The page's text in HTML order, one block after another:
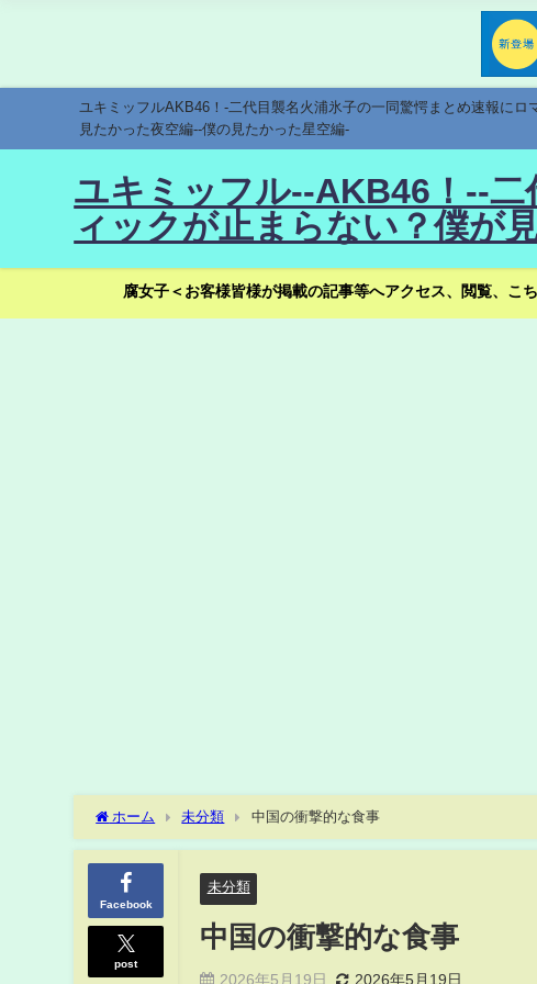
ユキミッフルAKB46！-二代目襲名火浦氷子の一同驚愕まとめ速報に
見たかった夜空編--僕の見たかった星空編-
ユキミッフル--AKB46！--二
ィックが止まらない？僕が
腐女子＜お客様皆様が掲載の記事等へアクセス、閲覧、こ
ホーム 未分類 中国の衝撃的な食事
Facebook
post
未分類
中国の衝撃的な食事
2026年5月19日 2026年5月19日